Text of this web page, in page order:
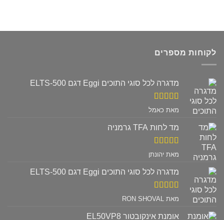
לקוחות מספרים
מדגרה לכל סוגי התוכים Eggi דגם ELTS-500
דורג 5מתוך
מאת כאמל
מד לחות TFA גרמניה
דורג 5מתוך
מאת יהונתן
מדגרה לכל סוגי התוכים Eggi דגם ELTS-500
דורג 5מתוך
מאת RON SHOVAL
אומנת אינקובטור EL50VP8